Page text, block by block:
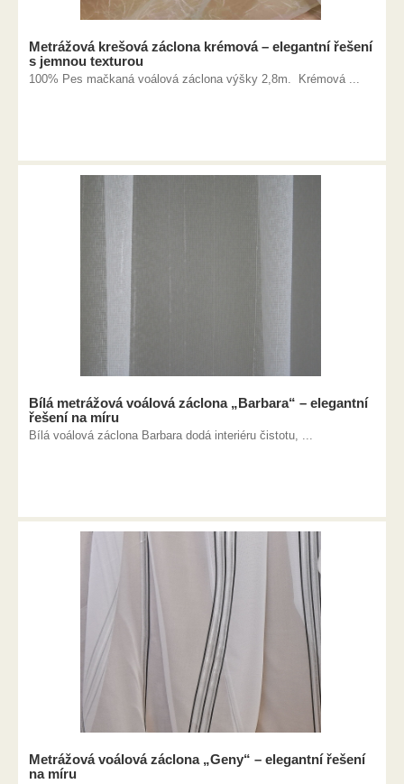
Metrážová krešová záclona krémová – elegantní řešení
s jemnou texturou
100% Pes mačkaná voálová záclona výšky 2,8m. Krémová ...
Bílá metrážová voálová záclona „Barbara“ – elegantní
řešení na míru
Bílá voálová záclona Barbara dodá interiéru čistotu, ...
Metrážová voálová záclona „Geny“ – elegantní řešení
na míru